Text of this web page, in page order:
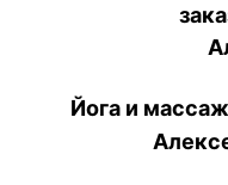
Йога и